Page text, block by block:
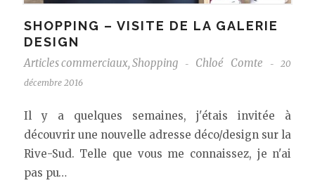
SHOPPING – VISITE DE LA GALERIE
DESIGN
Articles commerciaux, Shopping - Chloé Comte -
20
décembre 2016
Il y a quelques semaines, j'étais invitée à
découvrir une nouvelle adresse déco/design sur la
Rive-Sud. Telle que vous me connaissez, je n'ai
pas pu…